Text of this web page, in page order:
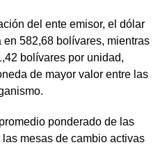
del ente emisor, el dólar
582,68 bolívares, mientras
bolívares por unidad,
de mayor valor entre las
ponderado de las
mesas de cambio activas